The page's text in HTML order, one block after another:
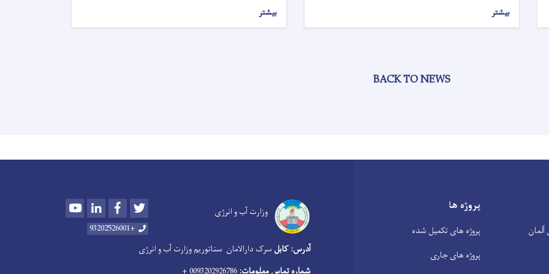
بیشتر بیشتر
BACK TO NEWS
پروژه ها
پروژه های تکمیل شده
پروژه های جاری
وزارت آب و انرژی YoutubeLinkedInFacebook
+93202526001
آدرس: کابل سرک دارالامان سناتوریم وزارت آب و انرژی